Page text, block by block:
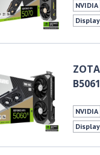
NVIDIA
NVIDIA